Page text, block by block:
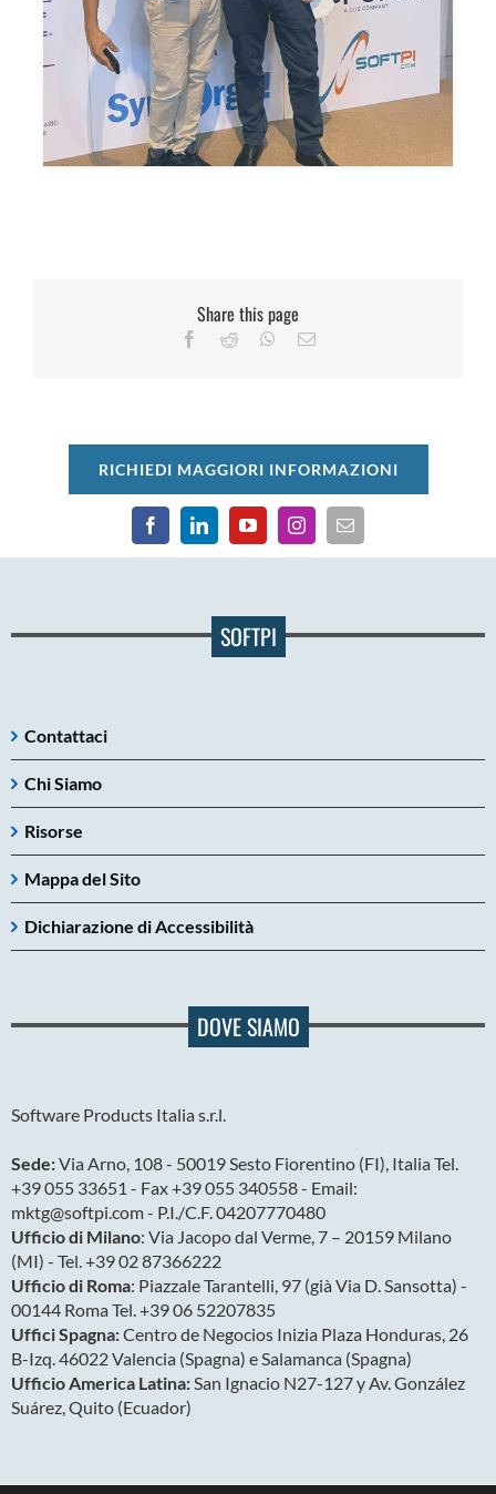
Share this page
RICHIEDI MAGGIORI INFORMAZIONI
SOFTPI
Contattaci
Chi Siamo
Risorse
Mappa del Sito
Dichiarazione di Accessibilità
DOVE SIAMO
Software Products Italia s.r.l.
Sede:Via Arno, 108 - 50019 Sesto Fiorentino (FI), Italia Tel.
+39 055 33651 - Fax +39 055 340558 - Email:
mktg@softpi.com - P.I./C.F. 04207770480
Ufficio di Milano: Via Jacopo dal Verme, 7 – 20159 Milano
(MI) - Tel. +39 02 87366222
Ufficio di Roma: Piazzale Tarantelli, 97 (già Via D. Sansotta) -
00144 Roma Tel. +39 06 52207835
Uffici Spagna:Centro de Negocios Inizia Plaza Honduras, 26
B-Izq. 46022 Valencia (Spagna) e Salamanca (Spagna)
Ufficio America Latina: San Ignacio N27-127 y Av. González
Suárez, Quito (Ecuador)